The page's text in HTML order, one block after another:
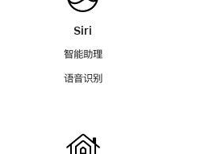
Siri
智能助理
语音识别